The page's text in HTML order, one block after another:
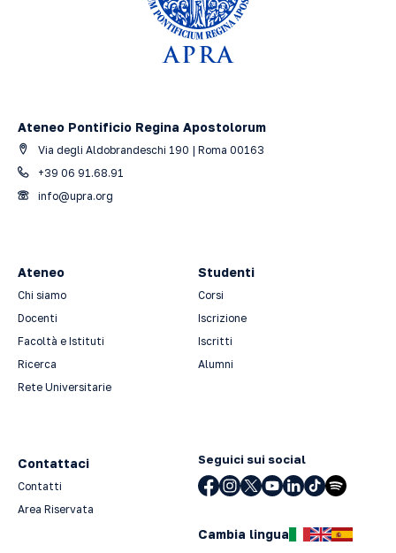
Ateneo Pontificio Regina Apostolorum
Via degli Aldobrandeschi 190 | Roma 00163
+39 06 91.68.91
info@upra.org
Ateneo
Chi siamo
Docenti
Facoltà e Istituti
Ricerca
Rete Universitarie
Studenti
Corsi
Iscrizione
Iscritti
Alumni
Contattaci
Contatti
Area Riservata
Seguici sui social
Cambia lingua